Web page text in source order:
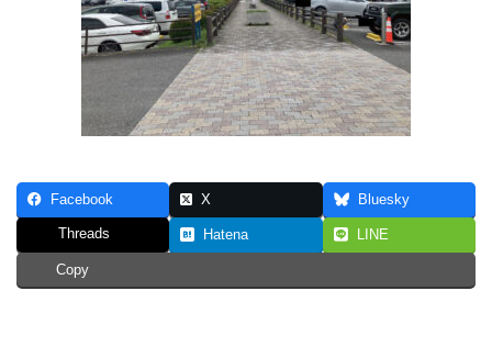
Facebook X Bluesky
Threads Hatena LINE
Copy